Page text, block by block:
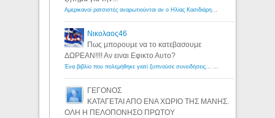
Αμερικανοί ρατσιστές αναρωτιούνται αν ο Ηλίας Κασιδιάρης ανήκει στη λευκή φυλή... - Λόγιος Ερμής
Νικολαος46
Πως μπορουμε να το κατεβασουμε
ΔΩΡΕΑΝ!!!! Αν ειναι Εφικτο Αυτο?
Ένα βιβλίο που πολεμήθηκε γιατί ξυπνούσε συνειδήσεις... - Λόγιος Ερμής | Η γνώση ξεκινάει με την αναζήτηση...
ΓΕΓΟΝΟΣ
ΚΑΤΑΓΕΤΑΙ ΑΠΟ ΕΝΑ ΧΩΡΙΟ ΤΗΣ ΜΑΝΗΣ.
ΟΛΗ Η ΠΕΛΟΠΟΝΗΣΟ ΠΡΩΤΟΥ